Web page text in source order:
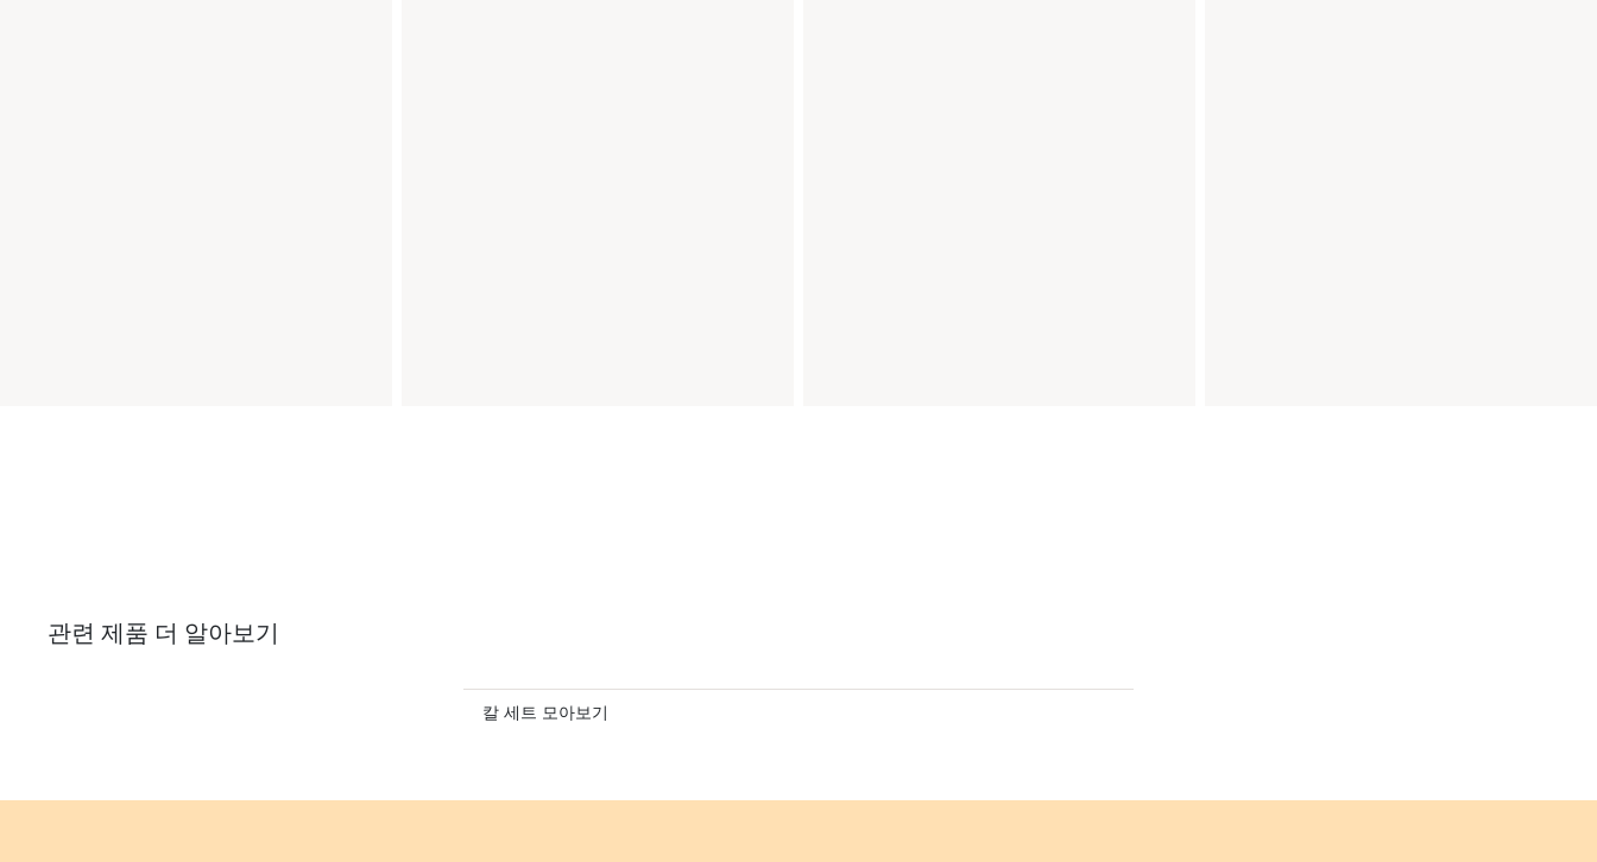
관련 제품 더 알아보기
칼 세트 모아보기